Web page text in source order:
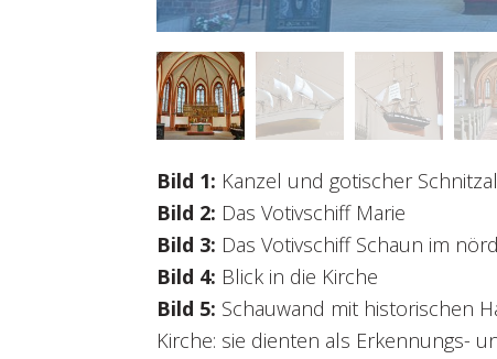
Bild 1: Kanzel und gotischer
Bild 2: Das Votivschiff Marie
Bild 3: Das Votivschiff Schaun im
Bild 4: Blick in die Kirche
Bild 5: Schauwand mit historischen
Kirche: sie dienten als Erkennungs-